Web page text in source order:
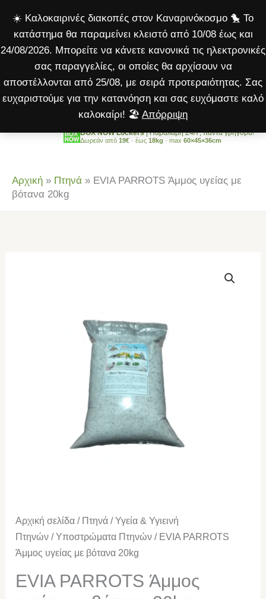
☀️ Καλοκαιρινές διακοπές στον Καναρινόκοσμο 🐤 Το
κατάστημα θα παραμείνει κλειστό από 10/08 έως και
24/08/2026. Μπορείτε να κάνετε κανονικά τις ηλεκτρονικές
σας παραγγελίες, οι οποίες θα αρχίσουν να
αποστέλλονται από 25/08, με σειρά προτεραιότητας. Σας
ευχαριστούμε για την κατανόηση και σας ευχόμαστε καλό
καλοκαίρι! 🏖️ Απόρριψη
στο
περιεχόμενο
BOX NOW Lockers| Παραλαβή 24/7, πάντα γρήγορα!
Δωρεάν από 19€ · έως 18kg · max 60×45×36cm
Αρχική » Πτηνά » EVIA PARROTS Άμμος υγείας με
βότανα 20kg
Αρχική σελίδα / Πτηνά / Υγεία & Υγιεινή
Πτηνών / Υποστρώματα Πτηνών / EVIA PARROTS
Άμμος υγείας με βότανα 20kg
EVIA PARROTS Άμμος
υγείας
με
βότανα
ποσότητα